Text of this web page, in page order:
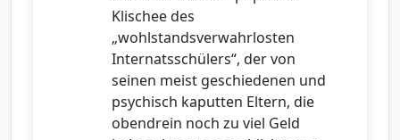
Klischee des
„wohlstandsverwahrlosten
Internatsschülers“, der von
seinen meist geschiedenen und
psychisch kaputten Eltern, die
obendrein noch zu viel Geld